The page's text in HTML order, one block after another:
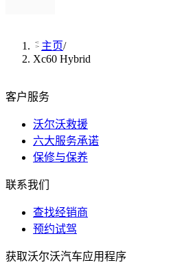
主页/
Xc60 Hybrid